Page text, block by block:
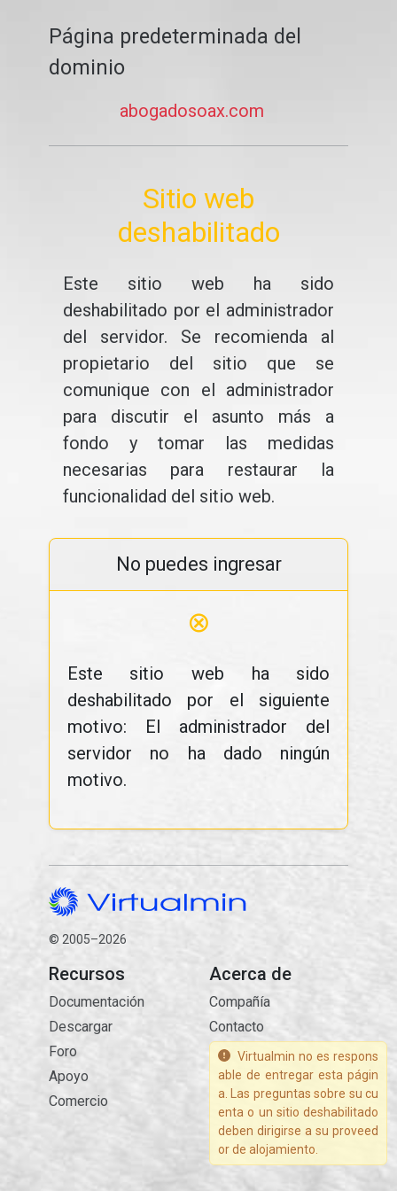
Página predeterminada del
dominio
abogadosoax.com
Sitio web
deshabilitado
Este sitio web ha sido
deshabilitado por el administrador
del servidor. Se recomienda al
propietario del sitio que se
comunique con el administrador
para discutir el asunto más a
fondo y tomar las medidas
necesarias para restaurar la
funcionalidad del sitio web.
No puedes ingresar
⊗
Este sitio web ha sido
deshabilitado por el siguiente
motivo: El administrador del
servidor no ha dado ningún
motivo.
© 2005–2026
Recursos
Documentación
Descargar
Foro
Apoyo
Comercio
Acerca de
Compañía
Contacto
Virtualmin no es respons
able de entregar esta págin
a. Las preguntas sobre su cu
enta o un sitio deshabilitado
deben dirigirse a su proveed
or de alojamiento.